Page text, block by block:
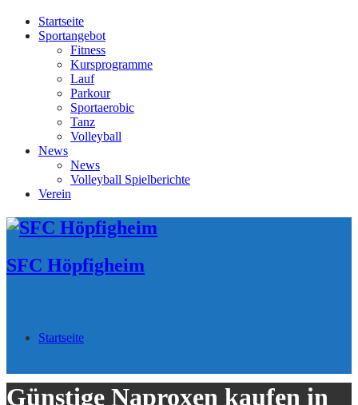
Startseite
Sportangebot
Fitness
Kursprogramme
Lauf
Parkour
Sportaerobic
Tanz
Volleyball
News
News
Volleyball Spielberichte
Verein
SFC Höpfigheim
Startseite
Günstige Naproxen kaufen in